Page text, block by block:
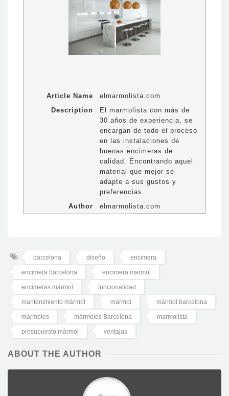
Article Name
elmarmolista.com
Description
El marmolista con más de
30 años de experiencia, se
encargan de todo el proceso
en las instalaciones de
buenas encimeras de
calidad. Encontrando aquel
material que mejor se
adapte a sus gustos y
preferencias.
Author
elmarmolista.com
barcelona diseño encimera
encimera barcelona encimera marmol
encimeras mármol funcionalidad
mantenimiento mármol mármol mármol barcelona
mármoles mármoles Barcelona marmolista
presupuesto mármol ventajas
ABOUT THE AUTHOR